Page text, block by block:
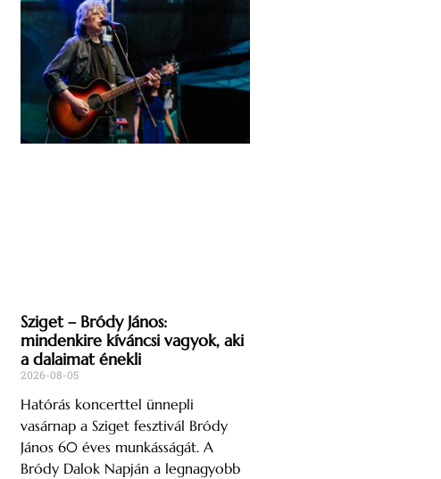
Sziget – Bródy János:
mindenkire kíváncsi vagyok, aki
a dalaimat énekli
2026-08-05
Hatórás koncerttel ünnepli
vasárnap a Sziget fesztivál Bródy
János 60 éves munkásságát. A
Bródy Dalok Napján a legnagyobb